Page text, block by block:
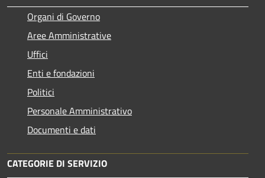
Organi di Governo
Aree Amministrative
Uffici
Enti e fondazioni
Politici
Personale Amministrativo
Documenti e dati
CATEGORIE DI SERVIZIO